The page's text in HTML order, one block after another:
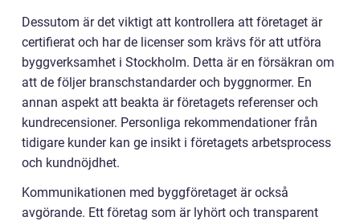
Dessutom är det viktigt att kontrollera att företaget är
certifierat och har de licenser som krävs för att utföra
byggverksamhet i Stockholm. Detta är en försäkran om
att de följer branschstandarder och byggnormer. En
annan aspekt att beakta är företagets referenser och
kundrecensioner. Personliga rekommendationer från
tidigare kunder kan ge insikt i företagets arbetsprocess
och kundnöjdhet.
Kommunikationen med byggföretaget är också
avgörande. Ett företag som är lyhört och transparent